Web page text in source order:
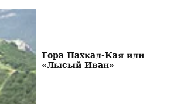
Гора Пахкал-Кая или
«Лысый Иван»